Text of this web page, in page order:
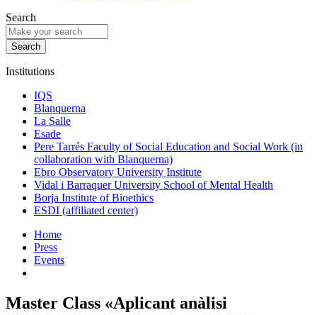
Search
Institutions
IQS
Blanquerna
La Salle
Esade
Pere Tarrés Faculty of Social Education and Social Work (in
collaboration with Blanquerna)
Ebro Observatory University Institute
Vidal i Barraquer University School of Mental Health
Borja Institute of Bioethics
ESDI (affiliated center)
Home
Press
Events
Master Class «Aplicant anàlisi